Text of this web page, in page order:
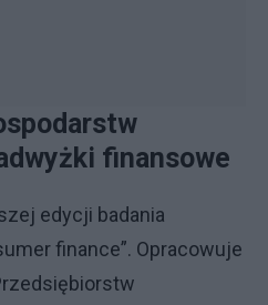
finansowe
edycji badania
finance”. Opracowuje